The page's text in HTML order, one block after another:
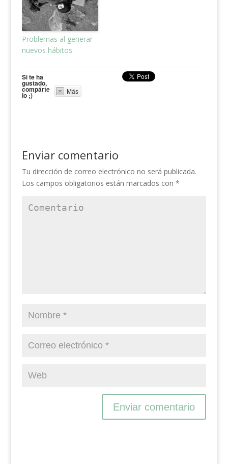
Problemas al generar
nuevos hábitos
Si te ha
gustado,
compárte
lo ;) Más
Enviar comentario
Tu dirección de correo electrónico no será publicada.
Los campos obligatorios están marcados con *